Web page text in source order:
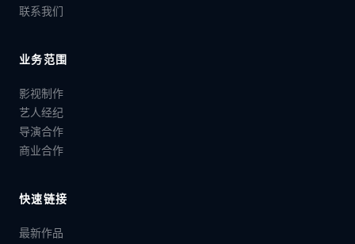
联系我们
业务范围
影视制作
艺人经纪
导演合作
商业合作
快速链接
最新作品